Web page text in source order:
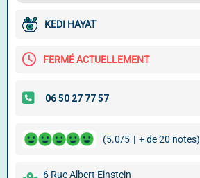
KEDI HAYAT
FERMÉ ACTUELLEMENT
(5.0/5 | + de 20 notes)
6 Rue Albert Einstein